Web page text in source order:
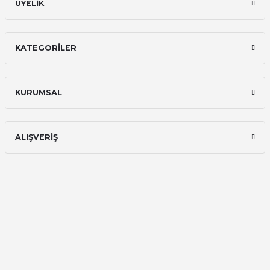
ÜYELİK
KATEGORİLER
KURUMSAL
ALIŞVERİŞ